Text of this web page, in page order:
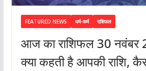
FEATURED NEWS धर्म-कर्म राशिफल
आज का राशिफल 30 नवंबर
क्या कहती है आपकी राशि,